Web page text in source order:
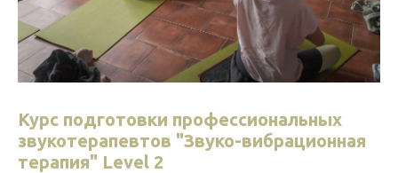
Курс подготовки профессиональных
звукотерапевтов "Звуко-вибрационная
терапия" Level 2